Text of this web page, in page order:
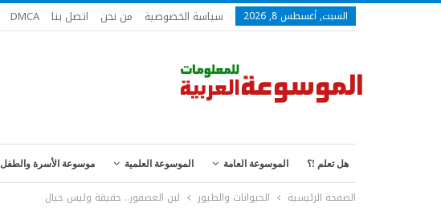
السبت, أغسطس 8, 2026 سياسة الخصوصية من نحن اتصل بنا DMCA
هل تعلم !؟ الموسوعة العامة الموسوعة العلمية موسوعة الأسرة والطفل
الصفحة الرئيسية الحيوانات والطيور لبن العصفور.. حقيقة وليس خيال